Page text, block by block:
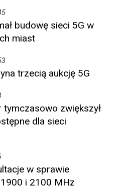
budowę sieci 5G w
miast
trzecią aukcję 5G
tymczasowo zwiększył
dla sieci
w sprawie
i 2100 MHz